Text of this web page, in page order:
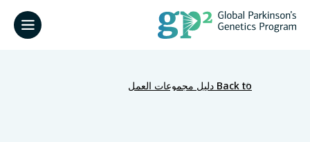
Back to دليل مجموعات العمل